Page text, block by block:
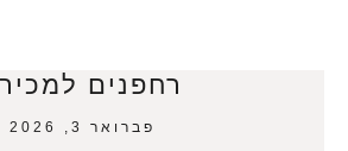
רחפנים
פברואר 3, 2026